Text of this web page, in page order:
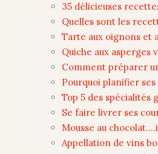
35 délicieuses
Quelles sont les
Tarte aux oignons et
Quiche aux asperges
Comment préparer
Pourquoi planifier
Top 5 des spécialités
Se faire livrer ses
Mousse au
Appellation de vins